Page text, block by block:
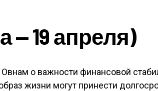
— 19 апреля)
о важности финансовой
жизни могут принести